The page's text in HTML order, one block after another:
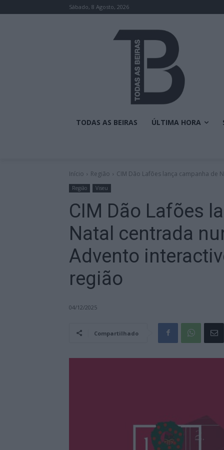
Sábado, 8 Agosto, 2026
TODAS AS BEIRAS ÚLTIMA HORA
Início Região CIM Dão Lafões lança campanha de
Região Viseu
CIM Dão Lafões
Natal centrada
Advento
região
04/12/2025
Compartilhado